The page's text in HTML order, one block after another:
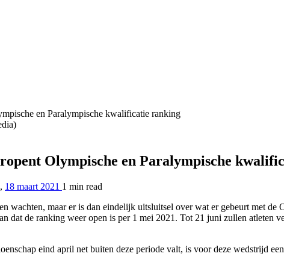
Olympische en Paralympische
, 18 maart 2021 1 min read
wachten, maar er is dan eindelijk uitsluitsel over wat er gebeurt met de
dat de ranking weer open is per 1 mei 2021. Tot 21 juni zullen atleten
eind april net buiten deze periode valt, is voor deze wedstrijd